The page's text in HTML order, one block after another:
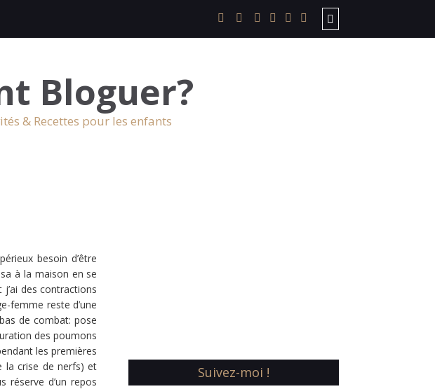
Bloguer?
& Recettes pour les enfants
besoin d’être
à la maison en se
des contractions
femme reste d’une
de combat: pose
des poumons
les premières
la crise de nerfs) et
réserve d’un repos
Suivez-moi !